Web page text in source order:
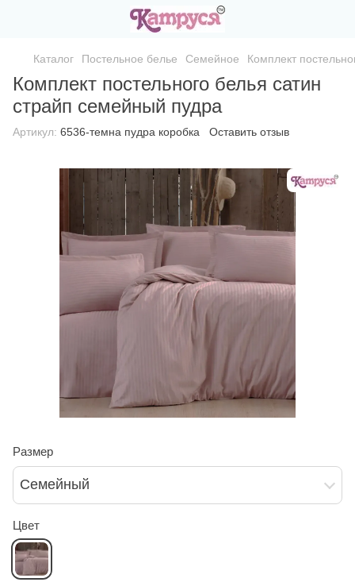
Каталог Постельное белье Семейное Комплект
Комплект постельного белья сатин
страйп семейный пудра
Артикул: 6536-темна пудра коробка Оставить отзыв
Размер
Семейный
Цвет